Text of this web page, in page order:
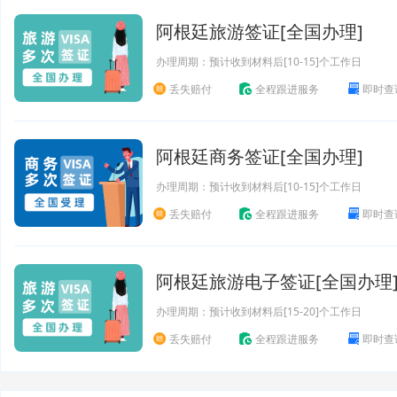
阿根廷旅游签证[全国办理]
办理周期：预计收到材料后[10-15]个工作日
丢失赔付
全程跟进服务 即时查
阿根廷商务签证[全国办理]
办理周期：预计收到材料后[10-15]个工作日
丢失赔付
全程跟进服务 即时查
阿根廷旅游电子签证[全国办理]
办理周期：预计收到材料后[15-20]个工作日
丢失赔付
全程跟进服务 即时查